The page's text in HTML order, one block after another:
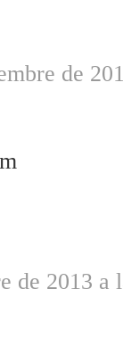
de
de 2013 a